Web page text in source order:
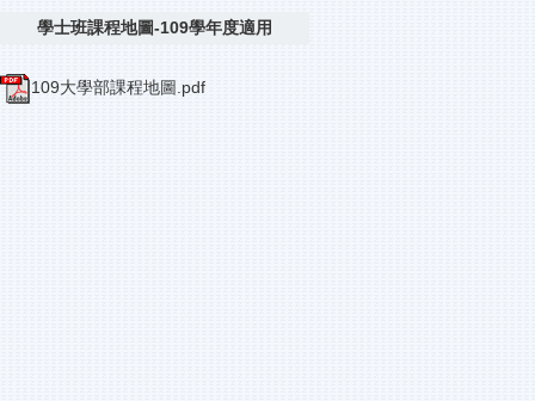
學士班課程地圖-109學年度適用
109大學部課程地圖.pdf